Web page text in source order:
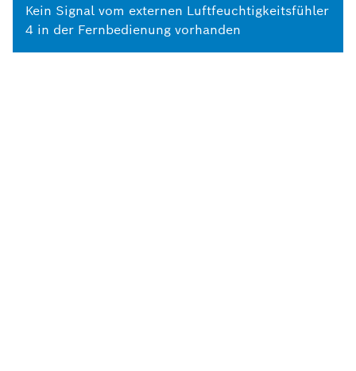
Kein Signal vom externen Luftfeuchtigkeitsfühler
4 in der Fernbedienung vorhanden